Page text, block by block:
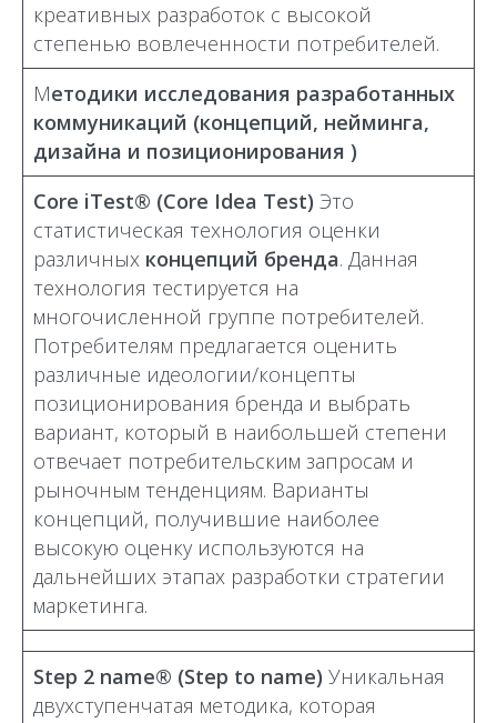
креативных разработок с высокой
степенью вовлеченности потребителей.
Методики исследования разработанных
коммуникаций (концепций, нейминга,
дизайна и позиционирования )
Core iTest® (Core Idea Test) Это
статистическая технология оценки
различных концепций бренда. Данная
технология тестируется на
многочисленной группе потребителей.
Потребителям предлагается оценить
различные идеологии/концепты
позиционирования бренда и выбрать
вариант, который в наибольшей степени
отвечает потребительским запросам и
рыночным тенденциям. Варианты
концепций, получившие наиболее
высокую оценку используются на
дальнейших этапах разработки стратегии
маркетинга.
Step 2 name® (Step to name) Уникальная
двухступенчатая методика, которая